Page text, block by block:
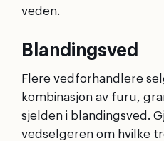
veden.
Blandingsved
Flere vedforhandlere
kombinasjon av furu,
sjelden i blandingsved.
vedselgeren om hvilke